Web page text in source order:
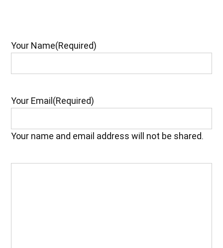
Your Name(Required)
Your Email (Required)
Your name and email address will not be shared.